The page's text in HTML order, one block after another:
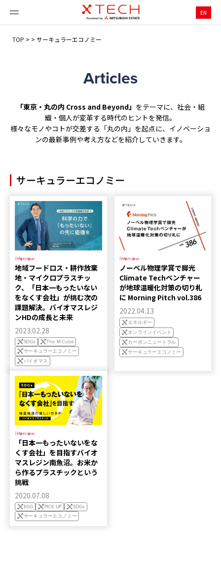
EN
TOP > > サーキュラーエコノミー
Articles
「東京・丸の内 Cross and Beyond」 をテーマに、社会・組
織・個人が変革する時代のヒントを発信。
様々なモノやコトが交差する「丸の内」を起点に、イノベーショ
ンの最新事例や考え方などを紹介していきます。
サーキュラーエコノミー
Interview
地域フードロス・耕作放棄
地・マイクロプラスチッ
ク、「日本一もったいない
をなくす会社」が挑む次の
課題解決。バイオマスレジ
ンHDの成長と未来
2023.02.28
SDGs
The M Cube
サーキュラーエコノミー
バイオマス
Interview
ノーベル物理学賞で脚光
Climate Techベンチャー
が地球温暖化対策の切り札
に Morning Pitch vol.386
2022.04.13
エネルギー
オンラインイベント
カーボンニュートラル
サーキュラーエコノミー
Interview
「日本一もったいないをな
くす会社」を目指すバイオ
マスレジン南魚沼。お米か
ら作るプラスチックという
挑戦
2020.07.08
EGG PICK UP
SDGs
サーキュラーエコノミー